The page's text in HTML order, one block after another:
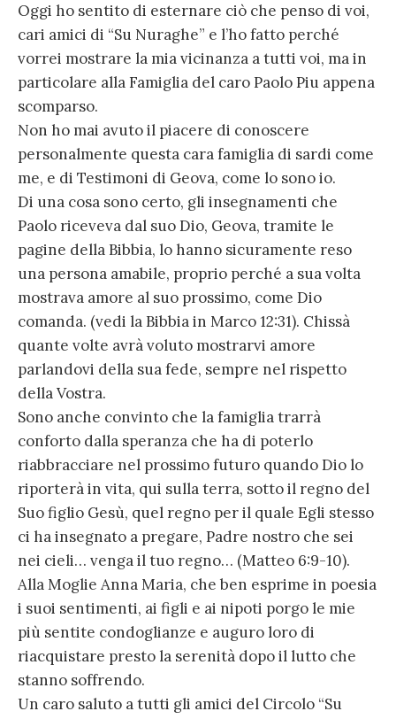
Oggi ho sentito di esternare ciò che penso di voi,
cari amici di “Su Nuraghe” e l’ho fatto perché
vorrei mostrare la mia vicinanza a tutti voi, ma in
particolare alla Famiglia del caro Paolo Piu appena
scomparso.
Non ho mai avuto il piacere di conoscere
personalmente questa cara famiglia di sardi come
me, e di Testimoni di Geova, come lo sono io.
Di una cosa sono certo, gli insegnamenti che
Paolo riceveva dal suo Dio, Geova, tramite le
pagine della Bibbia, lo hanno sicuramente reso
una persona amabile, proprio perché a sua volta
mostrava amore al suo prossimo, come Dio
comanda. (vedi la Bibbia in Marco 12:31). Chissà
quante volte avrà voluto mostrarvi amore
parlandovi della sua fede, sempre nel rispetto
della Vostra.
Sono anche convinto che la famiglia trarrà
conforto dalla speranza che ha di poterlo
riabbracciare nel prossimo futuro quando Dio lo
riporterà in vita, qui sulla terra, sotto il regno del
Suo figlio Gesù, quel regno per il quale Egli stesso
ci ha insegnato a pregare, Padre nostro che sei
nei cieli… venga il tuo regno… (Matteo 6:9-10).
Alla Moglie Anna Maria, che ben esprime in poesia
i suoi sentimenti, ai figli e ai nipoti porgo le mie
più sentite condoglianze e auguro loro di
riacquistare presto la serenità dopo il lutto che
stanno soffrendo.
Un caro saluto a tutti gli amici del Circolo “Su